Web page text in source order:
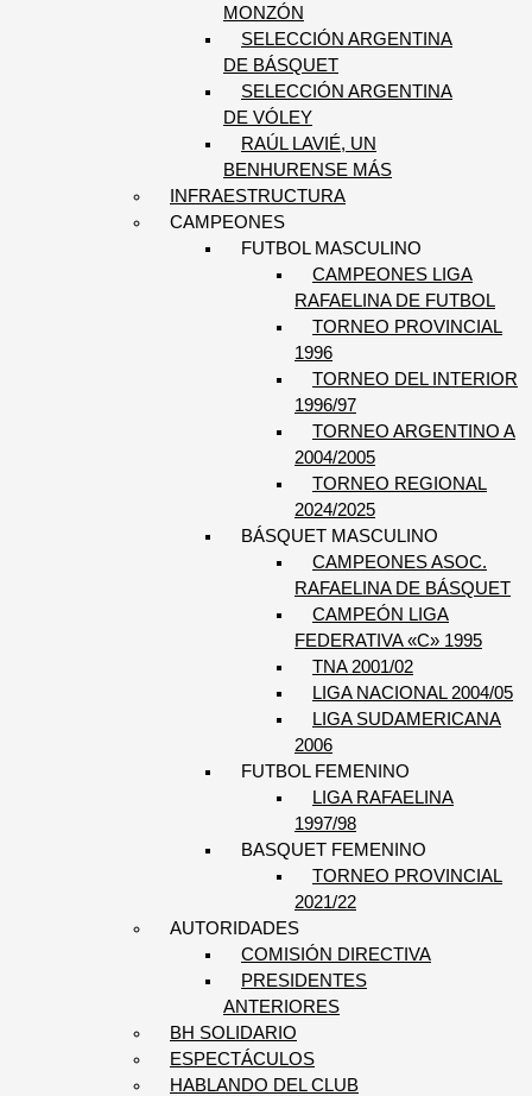
MONZÓN
SELECCIÓN ARGENTINA
DE BÁSQUET
SELECCIÓN ARGENTINA
DE VÓLEY
RAÚL LAVIÉ, UN
BENHURENSE MÁS
INFRAESTRUCTURA
CAMPEONES
FUTBOL MASCULINO
CAMPEONES LIGA
RAFAELINA DE FUTBOL
TORNEO PROVINCIAL
1996
TORNEO DEL INTERIOR
1996/97
TORNEO ARGENTINO A
2004/2005
TORNEO REGIONAL
2024/2025
BÁSQUET MASCULINO
CAMPEONES ASOC.
RAFAELINA DE BÁSQUET
CAMPEÓN LIGA
FEDERATIVA «C» 1995
TNA 2001/02
LIGA NACIONAL 2004/05
LIGA SUDAMERICANA
2006
FUTBOL FEMENINO
LIGA RAFAELINA
1997/98
BASQUET FEMENINO
TORNEO PROVINCIAL
2021/22
AUTORIDADES
COMISIÓN DIRECTIVA
PRESIDENTES
ANTERIORES
BH SOLIDARIO
ESPECTÁCULOS
HABLANDO DEL CLUB